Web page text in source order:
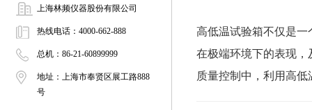
上海林频仪器股份有限公司
热线电话：4000-662-888
总机：86-21-60899999
地址：上海市奉贤区展工路888
号
高低温试验箱不仅是
在极端环境下的表现
质量控制中，利用高